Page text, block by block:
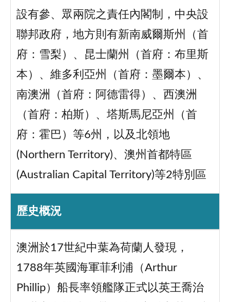
設有參、眾兩院之責任內閣制，中央設
聯邦政府，地方則有新南威爾斯州（首
府：雪梨）、昆士蘭州（首府：布里斯
本）、維多利亞州（首府：墨爾本）、
南澳洲（首府：阿德雷得）、西澳洲
（首府：柏斯）、塔斯馬尼亞州（首
府：霍巴）等6州，以及北領地
(Northern Territory)、澳州首都特區
(Australian Capital Territory)等2特別區
歷史概況
澳洲於17世紀中葉為荷蘭人發現，
1788年英國海軍菲利浦（Arthur
Phillip）船長率領艦隊正式以英王喬治